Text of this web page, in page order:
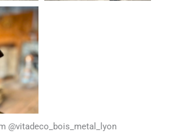
@vitadeco_bois_metal_lyon